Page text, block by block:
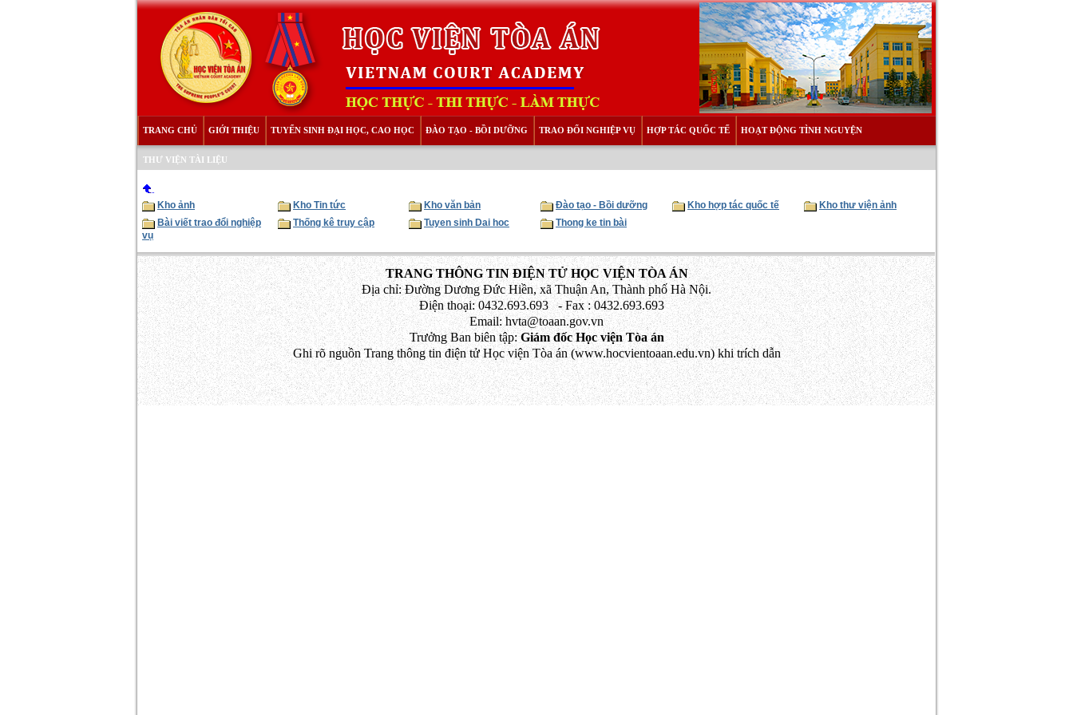
TRANG CHỦ GIỚI THIỆU TUYỂN SINH ĐẠI HỌC, CAO HỌC ĐÀO TẠO - BỒI DƯỠNG TRAO ĐỔI NGHIỆP VỤ HỢP TÁC QUỐC TẾ HOẠT ĐỘNG TÌNH NGUYỆN
THƯ VIỆN TÀI LIỆU
Kho ảnh Kho Tin tức Kho văn bản Đào tạo - Bồi dưỡng Kho hợp tác quốc tế
Kho thư viện ảnh
Bài viết trao đổi nghiệp
vụ
Thống kê truy cập Tuyen sinh Dai hoc Thong ke tin bài
TRANG THÔNG TIN ĐIỆN TỬ HỌC VIỆN TÒA ÁN
Địa chỉ: Đường Dương Đức Hiền, xã Thuận An, Thành phố Hà Nội.
Điện thoại: 0432.693.693 - Fax : 0432.693.693
Email: hvta@toaan.gov.vn
Trưởng Ban biên tập:Giám đốc Học viện Tòa án
Ghi rõ nguồn Trang thông tin điện tử Học viện Tòa án (www.hocvientoaan.edu.vn) khi trích dẫn